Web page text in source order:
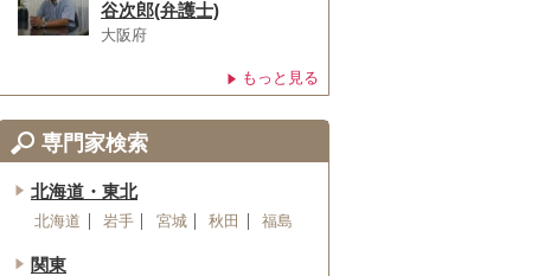
谷次郎(弁護士)
大阪府
もっと見る
専門家検索
北海道・東北
北海道 岩手 宮城 秋田 福島
関東